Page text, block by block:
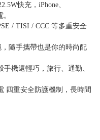
快充，iPhone、
/ TISI / CCC 等多重安全
隨手攜帶也是你的時尚配
機還輕巧，旅行、通勤、
四重安全防護機制，長時間